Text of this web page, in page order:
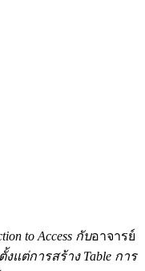
to Access กับอาจารย์
ตั้งแต่การสร้าง Table การ